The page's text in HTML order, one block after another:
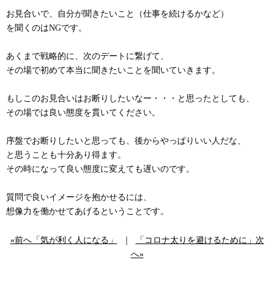
お見合いで、自分が聞きたいこと（仕事を続けるかなど）
を聞くのはNGです。
あくまで戦略的に、次のデートに繋げて、
その場で初めて本当に聞きたいことを聞いていきます。
もしこのお見合いはお断りしたいなー・・・と思ったとしても、
その場では良い態度を貫いてください。
序盤でお断りしたいと思っても、後からやっぱりいい人だな、
と思うことも十分あり得ます。
その時になって良い態度に変えても遅いのです。
質問で良いイメージを抱かせるには、
想像力を働かせてあげるということです。
«前へ「気が利く人になる」
「コロナ太りを避けるために」次
へ»